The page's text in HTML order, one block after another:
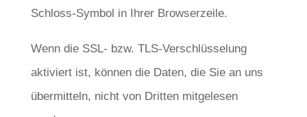
Schloss-Symbol in Ihrer Browserzeile.
Wenn die SSL- bzw. TLS-Verschlüsselung
aktiviert ist, können die Daten, die Sie an uns
übermitteln, nicht von Dritten mitgelesen